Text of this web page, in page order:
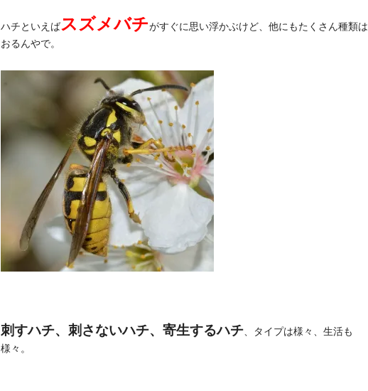
ハチといえばスズメバチがすぐに思い浮かぶけど、他にもたくさん種類は
おるんやで。
刺すハチ、刺さないハチ、寄生するハチ、タイプは様々、生活も
様々。